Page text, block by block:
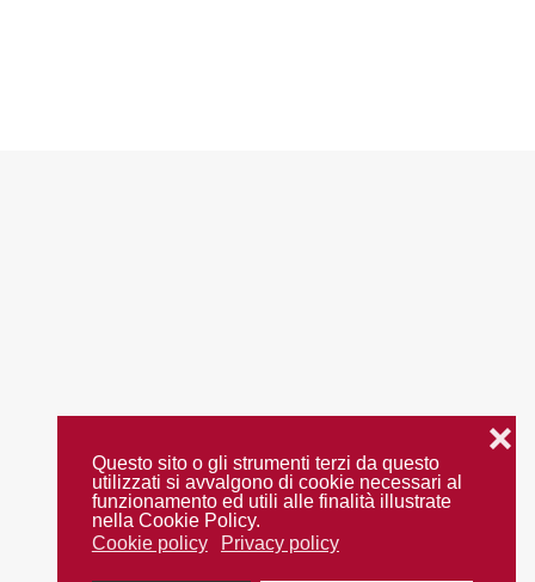
Questo sito o gli strumenti terzi da questo
utilizzati si avvalgono di cookie necessari al
funzionamento ed utili alle finalità illustrate
nella Cookie Policy.
Cookie policy
Privacy policy
❌